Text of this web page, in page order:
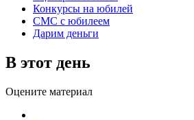
Конкурсы на юбилей
СМС с юбилеем
Дарим деньги
В этот день
Оцените материал